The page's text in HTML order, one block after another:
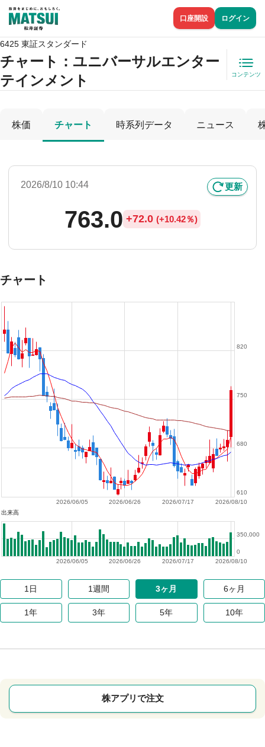
口座開設 ログイン
6425 東証スタンダード
チャート： ユニバーサルエンター
テインメント
コンテンツ
株価 チャート 時系列データ ニュース
2026/8/10 10:44 更新
763.0 +72.0 (+10.42％)
チャート
2026/08/10
2026/07/17
2026/06/26
2026/06/05
610
680
750
820
出来高
2026/08/10
2026/07/17
2026/06/26
2026/06/05
0
350,000
1日 1週間 3ヶ月 6ヶ月
1年 3年 5年 10年
株アプリで注文